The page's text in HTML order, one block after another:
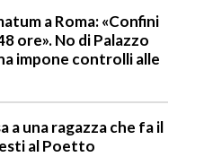
a Roma: «Confini
ore». No di Palazzo
impone controlli alle
a una ragazza che fa il
al Poetto